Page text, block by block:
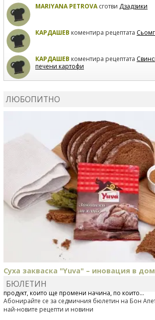
MARIYANA PETROVAсготви Дзадзики
КАРДАШЕВ коментира рецептата
КАРДАШЕВ коментира рецептата
печени картофи
ЛЮБОПИТНО
Суха закваска "Yuva" – иновация в
Отскоро Лесафр България стартира предлагането
продукт, който ще промени начина, по който...
БЮЛЕТИН
Абонирайте се за седмичния бюлетин на Бон
най-новите рецепти и новини